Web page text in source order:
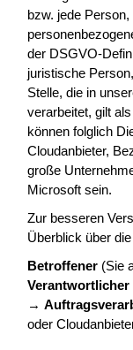
bzw. jede
der DSGVO-
juristische
Stelle, die in
verarbeitet, gilt
können folglich
Cloudanbieter,
große
Microsoft sein.
Zur besseren
Überblick über
Betroffener(Sie
Verantwortlicher
→
oder